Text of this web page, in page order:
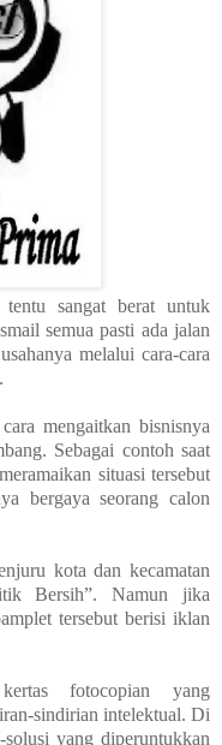
sangat berat untuk
semua pasti ada jalan
melalui cara-cara
mengaitkan bisnisnya
Sebagai contoh saat
situasi tersebut
bergaya seorang calon
kota dan kecamatan
Bersih”. Namun jika
tersebut berisi iklan
fotocopian yang
sindirian intelektual. Di
yang diperuntukkan